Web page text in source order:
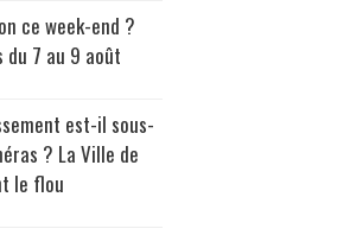
ce week-end ?
du 7 au 9 août
est-il sous-
? La Ville de
le flou